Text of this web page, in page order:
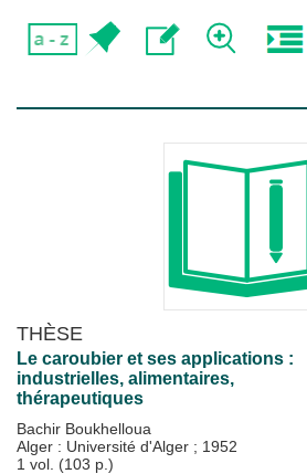
THÈSE
Le caroubier et ses applications :
industrielles, alimentaires,
thérapeutiques
Bachir Boukhelloua
Alger : Université d'Alger ; 1952
1 vol. (103 p.)